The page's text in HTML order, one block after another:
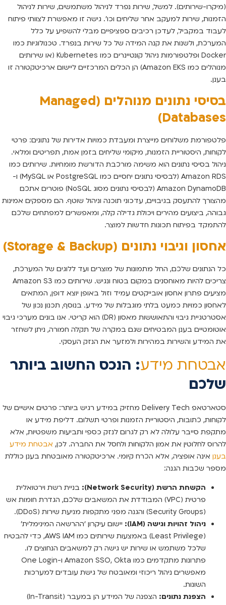
(מיקרו-שירותים). למשל, שירות נפרד לניהול משתמשים, שירות לניהול
הזמנות, שירות למעקב אחר שליחים וכו’. גישה זו מאפשרת לצוותי פיתוח
לעבוד במקביל, לעדכן רכיבים ספציפיים מבלי להשפיע על כלל
המערכת, ולשנות את קנה המידה של כל שירות בנפרד. טכנולוגיות כמו
Docker ופלטפורמות ניהול קונטיינרים כמו Kubernetes (או שירותים
מנוהלים כמו Amazon EKS) הן הכלים המרכזיים ליישום ארכיטקטורה זו
בענן.
בסיסי נתונים מנוהלים (Managed
Databases)
פלטפורמת משלוחים מייצרת ומעבדת כמויות אדירות של נתונים: פרטי
לקוחות, היסטוריית הזמנות, מיקומי שליחים בזמן אמת, תפריטים ומלאי.
ניהול בסיסי נתונים הוא משימה מורכבת הדורשת מומחיות. שירותים כמו
Amazon RDS (לבסיסי נתונים יחסיים כמו PostgreSQL או MySQL) ו-
Amazon DynamoDB (לבסיסי נתונים מסוג NoSQL) פוטרים אתכם
מהצורך להתעסק בגיבויים, עדכוני תוכנה וניהול שוטף. הם מספקים אמינות
גבוהה, ביצועים מהירים ויכולת גדילה קלה, ומאפשרים למפתחים שלכם
להתמקד בפיתוח תכונות חדשות למוצר.
אחסון וגיבוי נתונים (Storage & Backup)
כל הנתונים שלכם, החל מתמונות של מוצרים ועד ללוגים של המערכת,
צריכים להיות מאוחסנים במקום בטוח ונגיש. שירותים כמו Amazon S3
מציעים פתרון אחסון אובייקטים עמיד וזול באופן יוצא דופן, המתאים
לאחסון כמויות כמעט בלתי מוגבלות של מידע. בנוסף, תכנון נכון של
אסטרטגיית גיבוי והתאוששות מאסון (DR) הוא קריטי. אנו בונים מערכי גיבוי
אוטומטיים בענן המבטיחים שגם במקרה של תקלה חמורה, ניתן לשחזר
את המידע והשירות במהירות ולמזער את הנזק העסקי.
אבטחת מידע: הנכס החשוב ביותר
שלכם
סטארטאפ Delivery Tech מחזיק במידע רגיש ביותר: פרטים אישיים של
לקוחות, כתובות, היסטוריית הזמנות ופרטי תשלום. דליפת מידע או
מתקפת סייבר עלולה לא רק לגרום לנזק כספי ותביעות משפטיות, אלא
להרוס לחלוטין את אמון הלקוחות ולחסל את החברה. לכן, אבטחת מידע
בענן אינה אופציה, אלא הכרח קיומי. ארכיטקטורה מאובטחת בענן כוללת
מספר שכבות הגנה:
הקשחת הרשת (Network Security):
בניית רשת וירטואלית
פרטית (VPC) המבודדת את המשאבים שלכם, הגדרת חומות אש
(Security Groups) והגנה מפני מתקפות מניעת שירות (DDoS).
ניהול זהויות וגישה (IAM):
יישום עיקרון ‘ההרשאה המינימלית’
(Least Privilege) באמצעות שירותים כמו AWS IAM, כדי להבטיח
שלכל משתמש או שירות יש גישה רק למשאבים הנחוצים לו.
פתרונות מתקדמים כמו Amazon SSO, Okta ו-One Login
מאפשרים ניהול ריכוזי ומאובטח של גישת עובדים למערכות
השונות.
הצפנת נתונים:
הצפנה של המידע הן במעבר (In-Transit)